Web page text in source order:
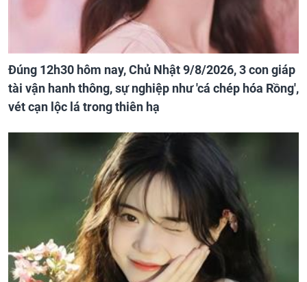
Đúng 12h30 hôm nay, Chủ Nhật 9/8/2026, 3 con giáp
tài vận hanh thông, sự nghiệp như 'cá chép hóa Rồng',
vét cạn lộc lá trong thiên hạ